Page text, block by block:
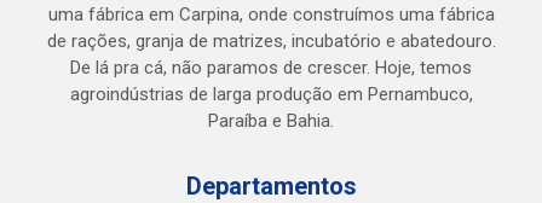
uma fábrica em Carpina, onde construímos uma fábrica
de rações, granja de matrizes, incubatório e abatedouro.
De lá pra cá, não paramos de crescer. Hoje, temos
agroindústrias de larga produção em Pernambuco,
Paraíba e Bahia.
Departamentos